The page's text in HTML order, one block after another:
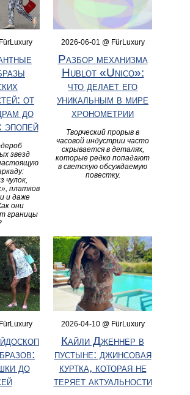
от
до
эпопей
звезд
чулок,
платков
и даже
они
границы
2026-06-01 @ FürLuxury
Разбор механизма
Hublot «Unico»:
что делает его
уникальным в мире
хронометрии
Творческий прорыв в
часовой индустрии часто
скрывается в деталях,
которые редко попадают
в светскую обсуждаемую
повестку.
до
2026-04-10 @ FürLuxury
Кайли Дженнер в
пустыне: джинсовая
куртка, которая не
теряет актуальности